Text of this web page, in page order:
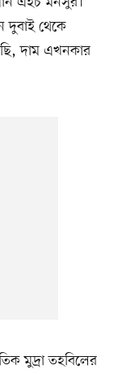
দুবাই থেকে
দাম এখনকার
মুদ্রা তহবিলের